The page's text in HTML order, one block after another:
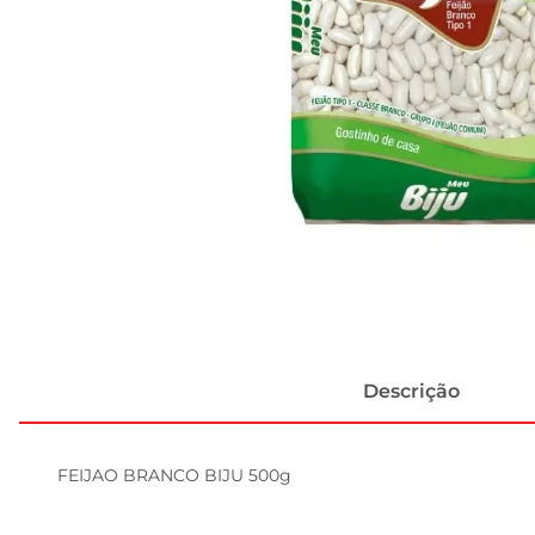
Descrição
FEIJAO BRANCO BIJU 500g